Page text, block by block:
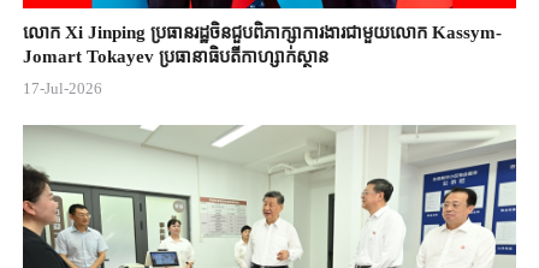
លោក Xi Jinping ប្រធានរដ្ឋចិន​ជួបពិភាក្សា​ការងារជាមួយ​លោក Kassym-
Jomart ​Tokayev ​ប្រធានាធិបតី​កាហ្សាក់ស្ថាន​
17-Jul-2026